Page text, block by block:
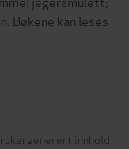
Bøkene kan leses
innhold